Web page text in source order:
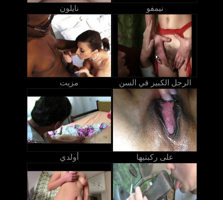
نايلون نيمفو
مزيت الرجل الكبير في السن
أولدي على ركبتيها